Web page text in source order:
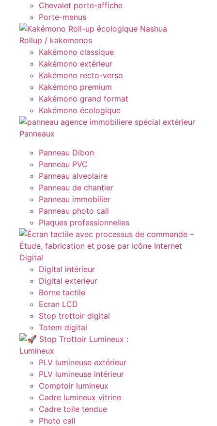
Chevalet porte-affiche
Porte-menus
Rollup / kakemonos
Kakémono classique
Kakémono extérieur
Kakémono recto-verso
Kakémono premium
Kakémono grand format
Kakémono écologique
Panneaux
Panneau Dibon
Panneau PVC
Panneau alveolaire
Panneau de chantier
Panneau immobilier
Panneau photo call
Plaques professionnelles
Digital
Digital intérieur
Digital exterieur
Borne tactile
Ecran LCD
Stop trottoir digital
Totem digital
Lumineux
PLV lumineuse extérieur
PLV lumineuse intérieur
Comptoir lumineux
Cadre lumineux vitrine
Cadre toile tendue
Photo call